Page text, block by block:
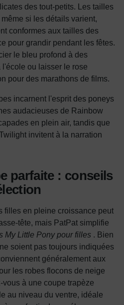
des tout-petits. Les tailles
si les détails varient,
conformes aux tailles des
pour grandir pendant les fêtes.
le bleu profond à des
ou laisser le rose
pour des marathons de films.
incarnent l'esprit des poneys
audacieuses de Rainbow
en plein air, tandis que
invitent à la narration
parfaite : conseils
filles en pleine croissance peut
tête, mais PatPat simplifie
My Little Pony pour filles . Bien
soient pas toujours indiquées
généralement aux
les robes flocons de neige
à une coupe trapèze
au niveau du ventre, idéale